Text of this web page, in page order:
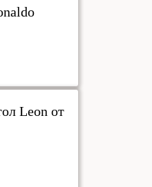
Leon от